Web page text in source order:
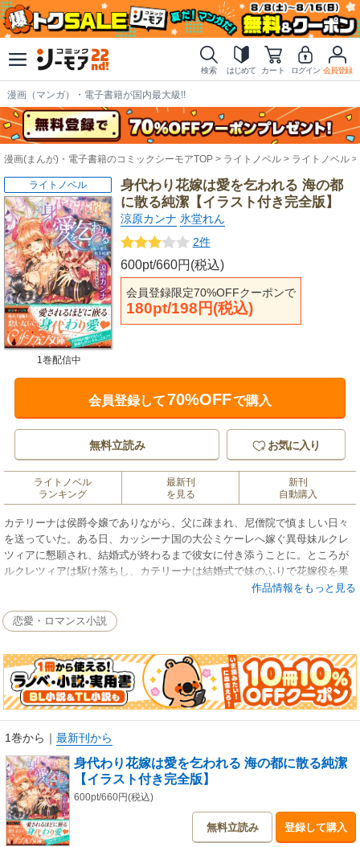
検索 はじめて カート ログイン 会員登録
漫画（マンガ）・電子書籍が国内最大級!!
漫画(まんが)・電子書籍のコミックシーモアTOP ライトノベル ライトノベル
身代わり花嫁は愛を乞われる 海の都
に散る純潔【イラスト付き完全版】
涼原カンナ 氷堂れん
2件
600pt/660円(税込)
会員登録限定70%OFFクーポンで
180pt/198円(税込)
ライトノベル
1巻配信中
会員登録して70%OFFで購入
無料立読み お気に入り
ライトノベル
ランキング
最新刊
を見る
新刊
自動購入
カテリーナは侯爵令嬢でありながら、父に疎まれ、尼僧院で慎ましい日々
を送っていた。ある日、カッシーナ国の大公ミケーレへ嫁ぐ異母妹ルクレ
ツィアに懇願され、結婚式が終わるまで彼女に付き添うことに。ところが
ルクレツィアは駆け落ちし、カテリーナは結婚式で妹のふりで花嫁役を果
たす。しかも国のしきたりで、初夜まで身代わりをする羽目に！ ミケー
作品情報をもっと見る
恋愛・ロマンス小説
1巻から ｜ 最新刊から
身代わり花嫁は愛を乞われる 海の都に散る純潔
【イラスト付き完全版】
600pt/660円(税込)
無料立読み 登録して購入